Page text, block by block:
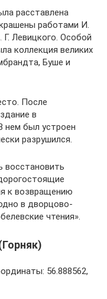
расставлена
работами И.
Левицкого. Особой
коллекция великих
Буше и
После
в
нем был устроен
разрушился.
восстановить
к возвращению
в дворцово-
чтения».
56.888562,